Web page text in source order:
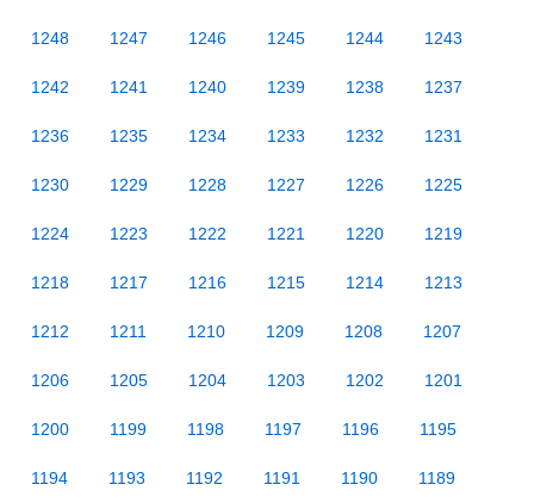
1248 1247 1246 1245 1244 1243
1242 1241 1240 1239 1238 1237
1236 1235 1234 1233 1232 1231
1230 1229 1228 1227 1226 1225
1224 1223 1222 1221 1220 1219
1218 1217 1216 1215 1214 1213
1212 1211 1210 1209 1208 1207
1206 1205 1204 1203 1202 1201
1200 1199 1198 1197 1196 1195
1194 1193 1192 1191 1190 1189